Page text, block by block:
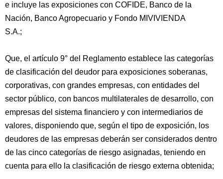
e incluye las exposiciones con COFIDE, Banco de la
Nación, Banco Agropecuario y Fondo MIVIVIENDA
S.A.;
Que, el artículo 9° del Reglamento establece las categorías
de clasificación del deudor para exposiciones soberanas,
corporativas, con grandes empresas, con entidades del
sector público, con bancos multilaterales de desarrollo, con
empresas del sistema financiero y con intermediarios de
valores, disponiendo que, según el tipo de exposición, los
deudores de las empresas deberán ser considerados dentro
de las cinco categorías de riesgo asignadas, teniendo en
cuenta para ello la clasificación de riesgo externa obtenida;